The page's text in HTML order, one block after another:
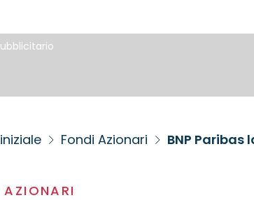
Fondi Azionari